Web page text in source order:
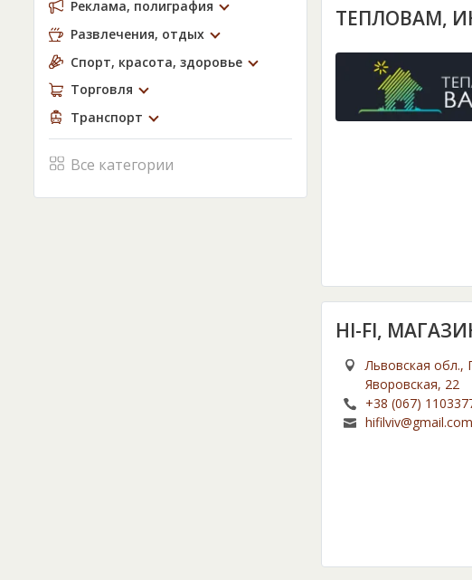
Реклама, полиграфия
Развлечения, отдых
Спорт, красота, здоровье
Торговля
Транспорт
Все категории
ТЕПЛОВАМ,
HI-FI,
Львовская обл.,
Яворовская, 22
+38 (067)
hifilviv@gmail.com